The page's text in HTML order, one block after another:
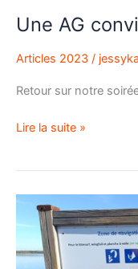
Une AG
Articles 2023 /
Retour sur notre
Lire la suite »
Panneaux
provisoires
Ingril